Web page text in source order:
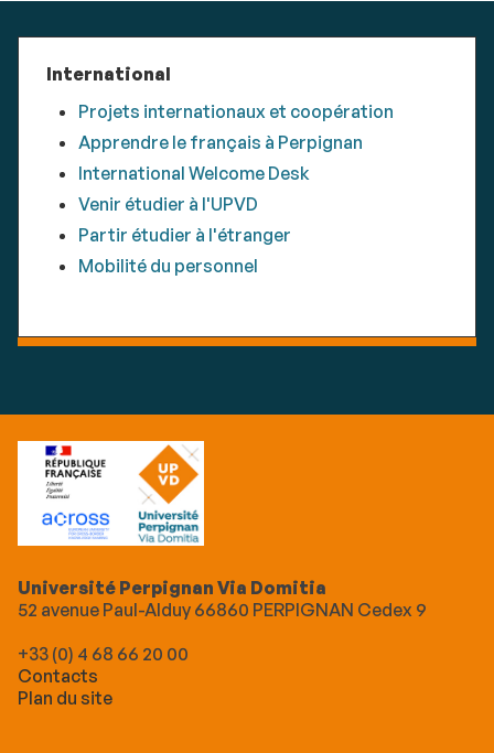
International
Projets internationaux et coopération
Apprendre le français à Perpignan
International Welcome Desk
Venir étudier à l'UPVD
Partir étudier à l'étranger
Mobilité du personnel
Université Perpignan Via Domitia
52 avenue Paul-Alduy 66860 PERPIGNAN Cedex 9
+33 (0) 4 68 66 20 00
Contacts
Plan du site